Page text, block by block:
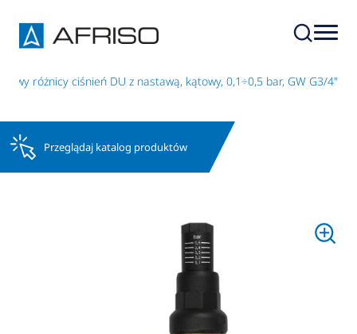
różnicy ciśnień DU z nastawą, kątowy, 0,1÷0,5 bar, GW G3/4"
Przeglądaj katalog produktów